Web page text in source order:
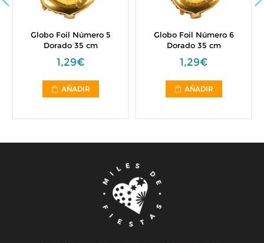
Globo Foil Número 5
Dorado 35 cm
1,29€
AÑADIR
Globo Foil Número 6
Dorado 35 cm
1,29€
AÑADIR